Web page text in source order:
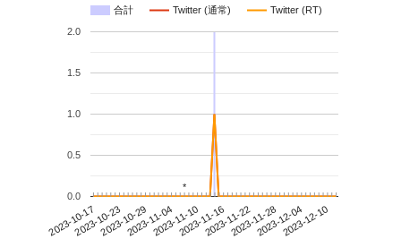
合計 Twitter (通常) Twitter (RT)
2023-10-172023-10-232023-10-292023-11-042023-11-102023-11-162023-11-222023-11-282023-12-042023-12-10
0.0
0.5
1.0
1.5
2.0
**